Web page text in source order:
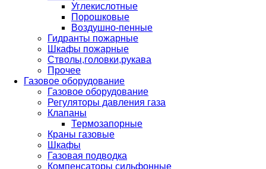
Углекислотные
Порошковые
Воздушно-пенные
Гидранты пожарные
Шкафы пожарные
Стволы,головки,рукава
Прочее
Газовое оборудование
Газовое оборудование
Регуляторы давления газа
Клапаны
Термозапорные
Краны газовые
Шкафы
Газовая подводка
Компенсаторы сильфонные